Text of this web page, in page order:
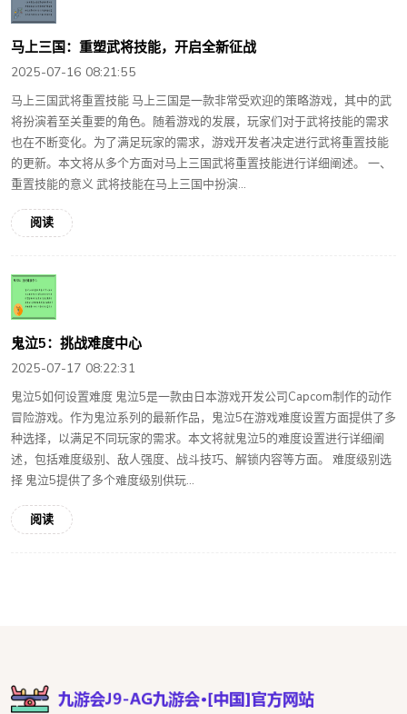
马上三国：重塑武将技能，开启全新征战
2025-07-16 08:21:55
马上三国武将重置技能 马上三国是一款非常受欢迎的策略游戏，其中的武
将扮演着至关重要的角色。随着游戏的发展，玩家们对于武将技能的需求
也在不断变化。为了满足玩家的需求，游戏开发者决定进行武将重置技能
的更新。本文将从多个方面对马上三国武将重置技能进行详细阐述。 一、
重置技能的意义 武将技能在马上三国中扮演...
阅读
鬼泣5：挑战难度中心
2025-07-17 08:22:31
鬼泣5如何设置难度 鬼泣5是一款由日本游戏开发公司Capcom制作的动作
冒险游戏。作为鬼泣系列的最新作品，鬼泣5在游戏难度设置方面提供了多
种选择，以满足不同玩家的需求。本文将就鬼泣5的难度设置进行详细阐
述，包括难度级别、敌人强度、战斗技巧、解锁内容等方面。 难度级别选
择 鬼泣5提供了多个难度级别供玩...
阅读